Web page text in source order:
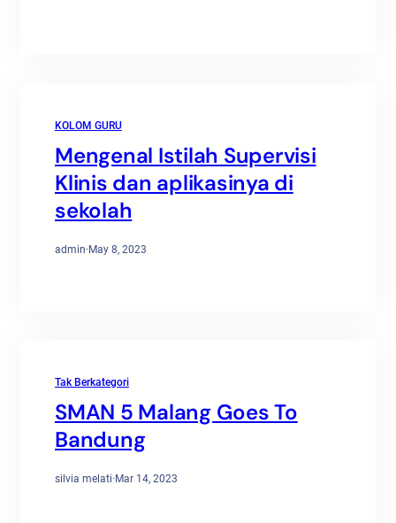
KOLOM GURU
Mengenal Istilah Supervisi
Klinis dan aplikasinya di
sekolah
admin·May 8, 2023
Tak Berkategori
SMAN 5 Malang Goes To
Bandung
silvia melati·Mar 14, 2023